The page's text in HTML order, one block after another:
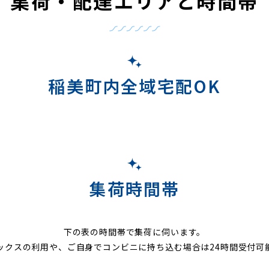
稲美町内全域宅配OK
集荷時間帯
下の表の時間帯で集荷に伺います。
クスの利用や、ご自身でコンビニに持ち込む場合は24時間受付可